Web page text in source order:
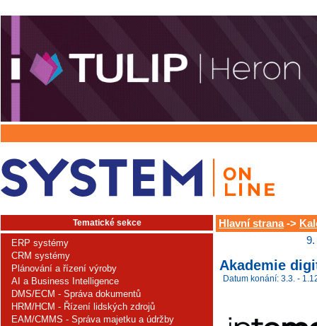
Tematické sekce
ERP systémy
CRM systémy
Plánování a řízení výroby
AI a Business Intelligence
DMS/ECM - Správa dokumentů
HRM/HCM - Řízení lidských zdrojů
EAM/CMMS - Správa majetku a údržby
Hlavní strana->
9.
Akademie
Datum konání: 3.3. -